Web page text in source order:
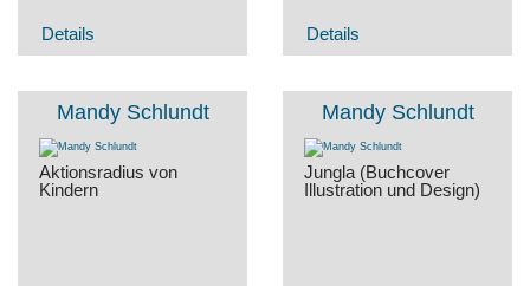
Details Details
Mandy Schlundt
Aktionsradius von
Kindern
Mandy Schlundt
Jungla (Buchcover
Illustration und Design)